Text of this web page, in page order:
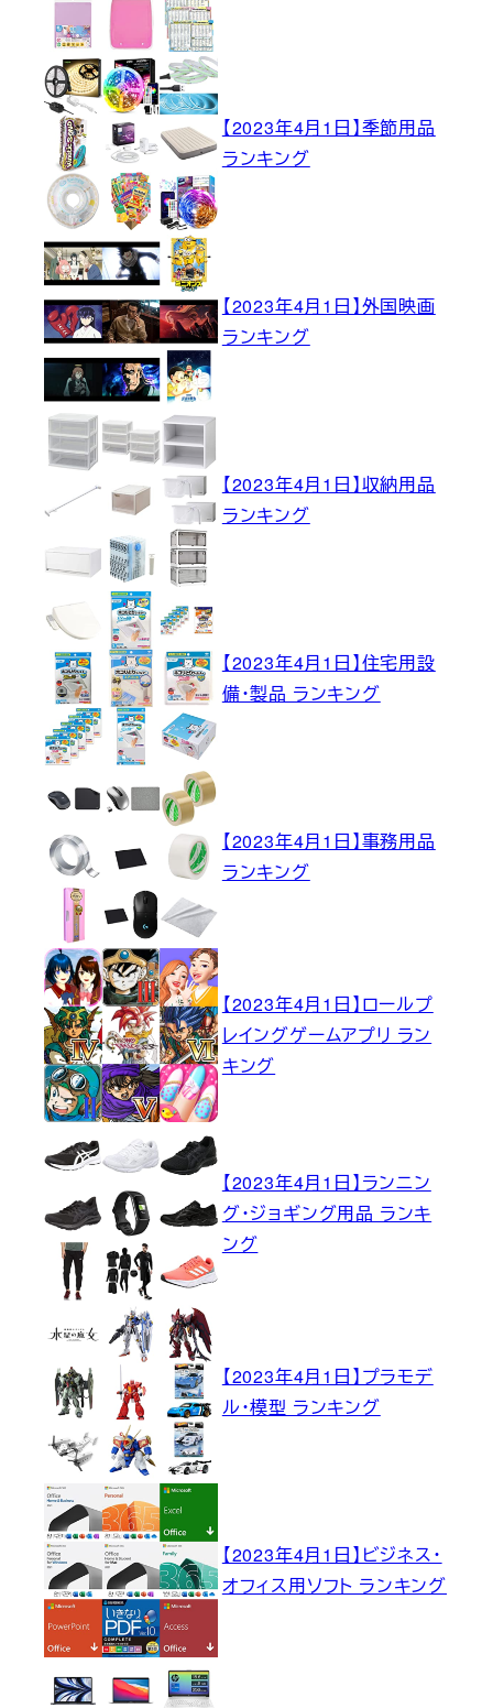
【2023年4月1日】季節用品
ランキング
【2023年4月1日】外国映画
ランキング
【2023年4月1日】収納用品
ランキング
【2023年4月1日】住宅用設
備・製品 ランキング
【2023年4月1日】事務用品
ランキング
【2023年4月1日】ロールプ
レイングゲームアプリ ラン
キング
【2023年4月1日】ランニン
グ・ジョギング用品 ランキ
ング
【2023年4月1日】プラモデ
ル・模型 ランキング
【2023年4月1日】ビジネス・
オフィス用ソフト ランキング